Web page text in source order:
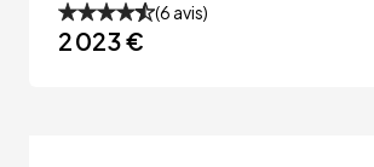
(6 avis)
2 023 €